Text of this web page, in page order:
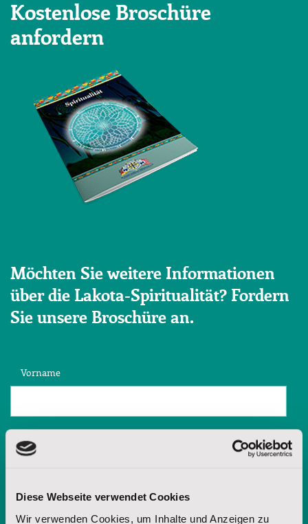
Diese Webseite verwendet Cookies
Wir verwenden Cookies, um Inhalte und Anzeigen zu
Kostenlose Broschüre
anfordern
Möchten Sie weitere Informationen
über die Lakota-Spiritualität? Fordern
Sie unsere Broschüre an.
Vorname
E-Mail-Adresse